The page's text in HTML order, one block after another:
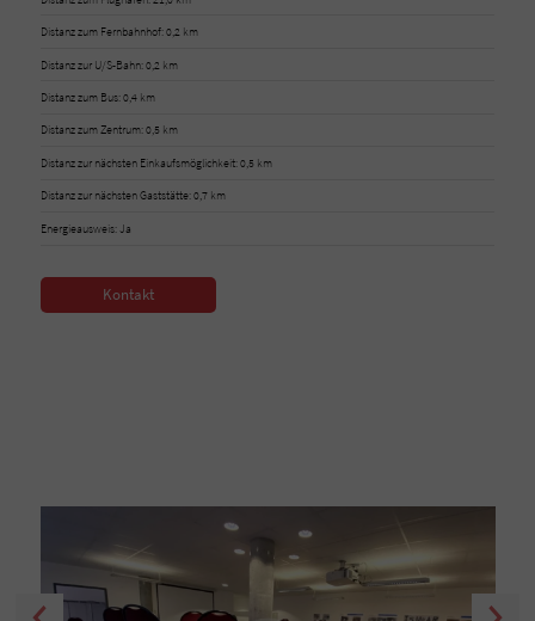
Distanz zum Fernbahnhof: 0,2 km
Distanz zur U/S-Bahn: 0,2 km
Distanz zum Bus: 0,4 km
Distanz zum Zentrum: 0,5 km
Distanz zur nächsten Einkaufsmöglichkeit: 0,5 km
Distanz zur nächsten Gaststätte: 0,7 km
Energieausweis: Ja
Kontakt